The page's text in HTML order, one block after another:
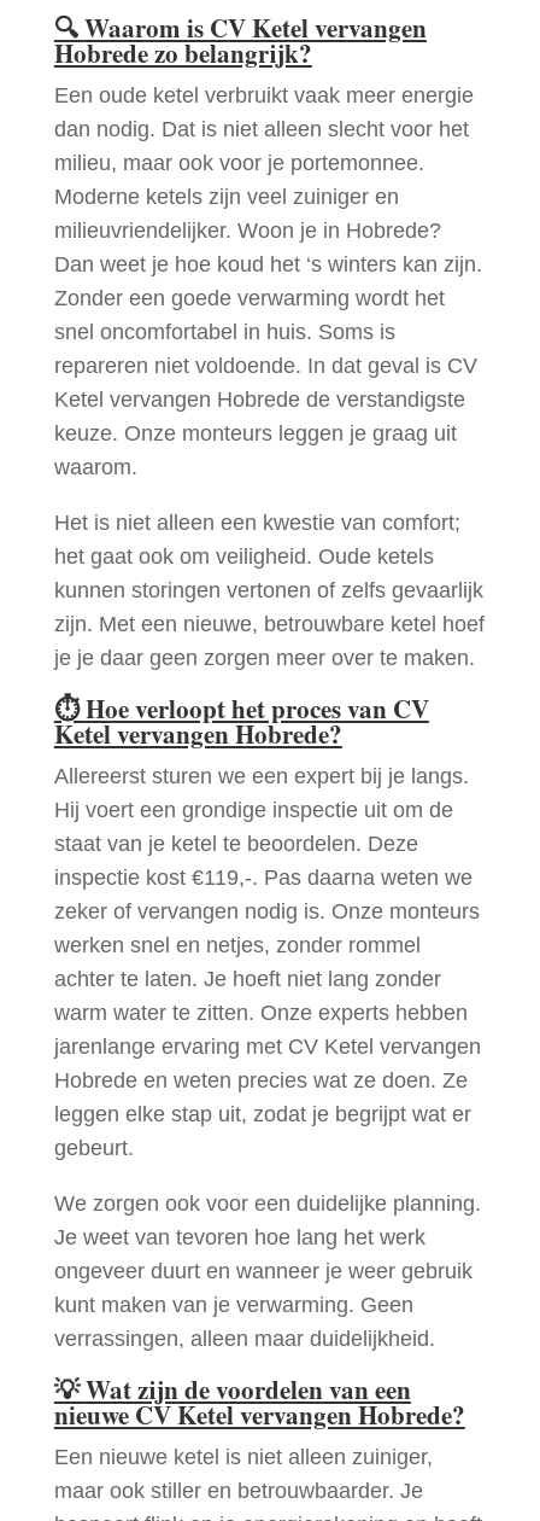
🔍Waarom is CV Ketel vervangen
Hobrede zo belangrijk?
Een oude ketel verbruikt vaak meer energie
dan nodig. Dat is niet alleen slecht voor het
milieu, maar ook voor je portemonnee.
Moderne ketels zijn veel zuiniger en
milieuvriendelijker. Woon je in Hobrede?
Dan weet je hoe koud het ‘s winters kan zijn.
Zonder een goede verwarming wordt het
snel oncomfortabel in huis. Soms is
repareren niet voldoende. In dat geval is CV
Ketel vervangen Hobrede de verstandigste
keuze. Onze monteurs leggen je graag uit
waarom.
Het is niet alleen een kwestie van comfort;
het gaat ook om veiligheid. Oude ketels
kunnen storingen vertonen of zelfs gevaarlijk
zijn. Met een nieuwe, betrouwbare ketel hoef
je je daar geen zorgen meer over te maken.
⏱Hoe verloopt het proces van CV
Ketel vervangen Hobrede?
Allereerst sturen we een expert bij je langs.
Hij voert een grondige inspectie uit om de
staat van je ketel te beoordelen. Deze
inspectie kost €119,-. Pas daarna weten we
zeker of vervangen nodig is. Onze monteurs
werken snel en netjes, zonder rommel
achter te laten. Je hoeft niet lang zonder
warm water te zitten. Onze experts hebben
jarenlange ervaring met CV Ketel vervangen
Hobrede en weten precies wat ze doen. Ze
leggen elke stap uit, zodat je begrijpt wat er
gebeurt.
We zorgen ook voor een duidelijke planning.
Je weet van tevoren hoe lang het werk
ongeveer duurt en wanneer je weer gebruik
kunt maken van je verwarming. Geen
verrassingen, alleen maar duidelijkheid.
💡Wat zijn de voordelen van een
nieuwe CV Ketel vervangen Hobrede?
Een nieuwe ketel is niet alleen zuiniger,
maar ook stiller en betrouwbaarder. Je